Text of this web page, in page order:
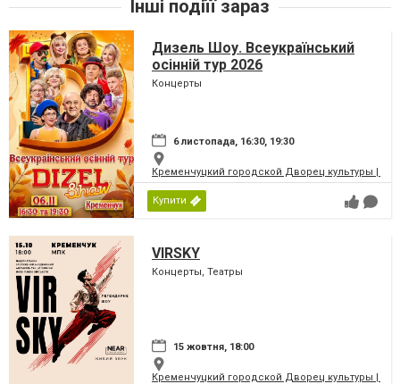
Інші подіїї зараз
Дизель Шоу. Всеукраїнський
осінній тур 2026
Концерты
6 листопада, 16:30, 19:30
Кременчуцкий городской Дворец культуры |
Купити
VIRSKY
Концерты, Театры
15 жовтня, 18:00
Кременчуцкий городской Дворец культуры |